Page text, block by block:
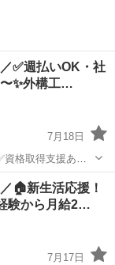
✅週払いOK・社
✨外構工…
7月18日
資格取得支援あり
備 ✅会社のトラッ
くる仕事です～ ...
🏠新生活応援！
験から月給2…
7月17日